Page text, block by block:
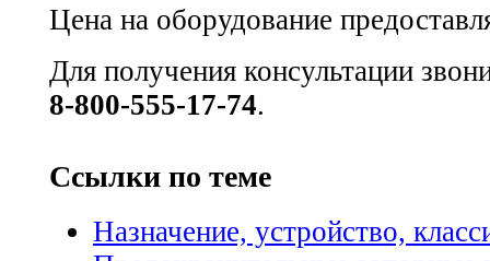
Цена на оборудование
Для получения консультации
8-800-555-17-74.
Ссылки по теме
Назначение, устройство,